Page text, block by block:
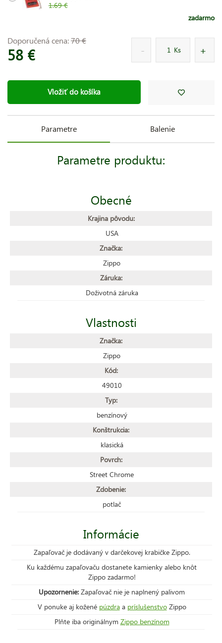
1.69 €
zadarmo
Doporučená cena:70 €
58 € Ks
Vložiť do košíka
Parametre Balenie
Parametre produktu:
Obecné
Krajina pôvodu:
USA
Značka:
Zippo
Záruka:
Doživotná záruka
Vlastnosti
Značka:
Zippo
Kód:
49010
Typ:
benzínový
Konštrukcia:
klasická
Povrch:
Street Chrome
Zdobenie:
potlač
Informácie
Zapaľovač je dodávaný v darčekovej krabičke Zippo.
Ku každému zapaľovaču dostanete kamienky alebo knôt
Zippo zadarmo!
Upozornenie: Zapaľovač nie je naplnený palivom
V ponuke aj kožené púzdraa príslušenstvoZippo
Plňte iba originálnym Zippo benzínom